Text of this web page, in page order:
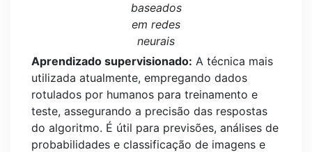
baseados
em redes
neurais
Aprendizado supervisionado: A técnica mais
utilizada atualmente, empregando dados
rotulados por humanos para treinamento e
teste, assegurando a precisão das respostas
do algoritmo. É útil para previsões, análises de
probabilidades e classificação de imagens e